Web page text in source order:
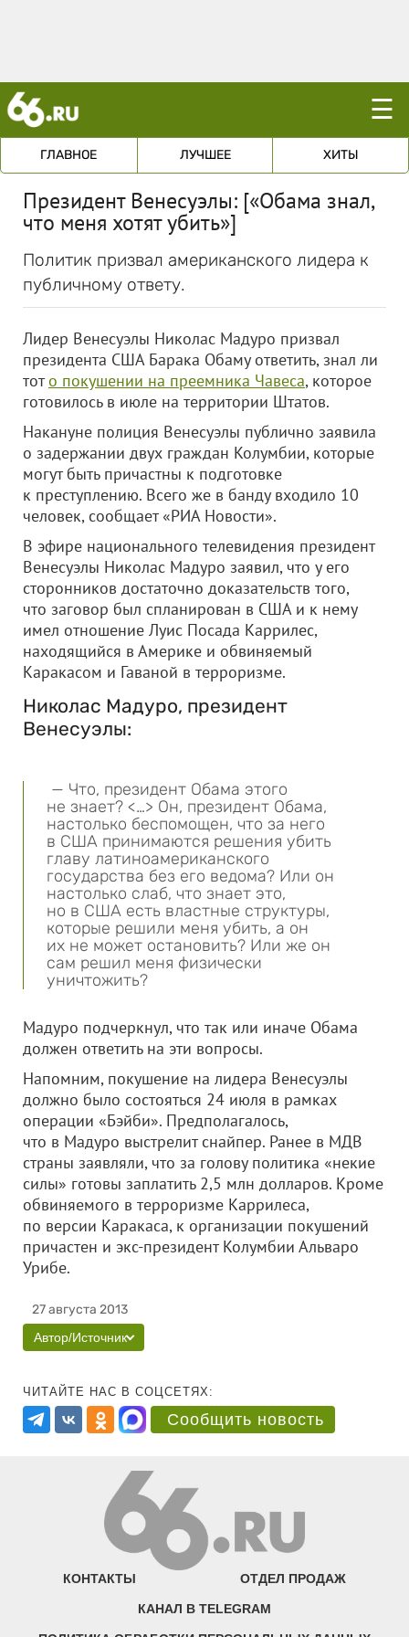
☰
ГЛАВНОЕ ЛУЧШЕЕ ХИТЫ
Президент Венесуэлы: [«Обама знал,
что меня хотят убить»]
Политик призвал американского лидера к
публичному ответу.
Лидер Венесуэлы Николас Мадуро призвал
президента США Барака Обаму ответить, знал ли
тото покушении на преемника Чавеса, которое
готовилось в июле на территории Штатов.
Накануне полиция Венесуэлы публично заявила
о задержании двух граждан Колумбии, которые
могут быть причастны к подготовке
к преступлению. Всего же в банду входило 10
человек, сообщает «РИА Новости».
В эфире национального телевидения президент
Венесуэлы Николас Мадуро заявил, что у его
сторонников достаточно доказательств того,
что заговор был спланирован в США и к нему
имел отношение Луис Посада Каррилес,
находящийся в Америке и обвиняемый
Каракасом и Гаваной в терроризме.
Николас Мадуро, президент
Венесуэлы:
— Что, президент Обама этого
не знает? <…> Он, президент Обама,
настолько беспомощен, что за него
в США принимаются решения убить
главу латиноамериканского
государства без его ведома? Или он
настолько слаб, что знает это,
но в США есть властные структуры,
которые решили меня убить, а он
их не может остановить? Или же он
сам решил меня физически
уничтожить?
Мадуро подчеркнул, что так или иначе Обама
должен ответить на эти вопросы.
Напомним, покушение на лидера Венесуэлы
должно было состояться 24 июля в рамках
операции «Бэйби». Предполагалось,
что в Мадуро выстрелит снайпер. Ранее в МДВ
страны заявляли, что за голову политика «некие
силы» готовы заплатить 2,5 млн долларов. Кроме
обвиняемого в терроризме Каррилеса,
по версии Каракаса, к организации покушений
причастен и экс-президент Колумбии Альваро
Урибе.
27 августа 2013
Автор/Источник
ЧИТАЙТЕ НАС В СОЦСЕТЯХ:
Сообщить новость
КОНТАКТЫ ОТДЕЛ ПРОДАЖ
КАНАЛ В TELEGRAM